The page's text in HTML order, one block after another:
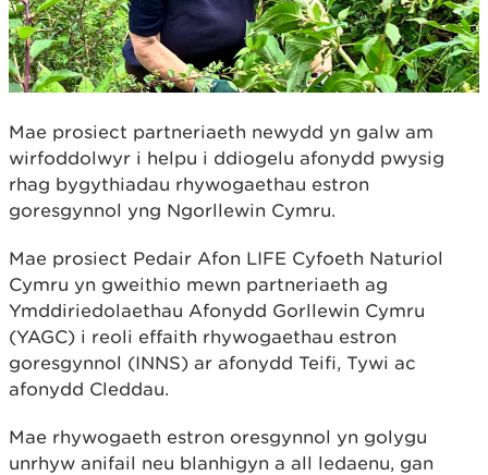
Mae prosiect partneriaeth newydd yn galw am
wirfoddolwyr i helpu i ddiogelu afonydd pwysig
rhag bygythiadau rhywogaethau estron
goresgynnol yng Ngorllewin Cymru.
Mae prosiect Pedair Afon LIFE Cyfoeth Naturiol
Cymru yn gweithio mewn partneriaeth ag
Ymddiriedolaethau Afonydd Gorllewin Cymru
(YAGC) i reoli effaith rhywogaethau estron
goresgynnol (INNS) ar afonydd Teifi, Tywi ac
afonydd Cleddau.
Mae rhywogaeth estron oresgynnol yn golygu
unrhyw anifail neu blanhigyn a all ledaenu, gan